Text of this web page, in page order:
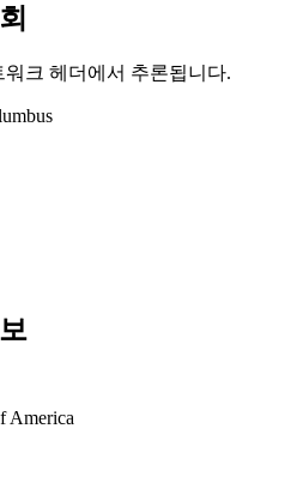
크 헤더에서 추론됩니다.
America